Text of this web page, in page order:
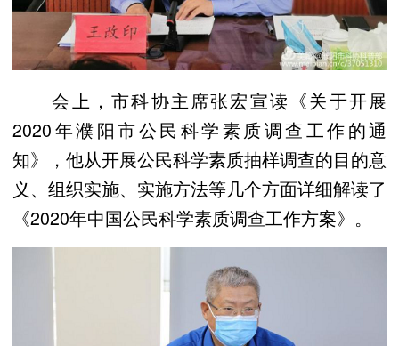
会上，市科协主席张宏宣读《关于开展
2020年濮阳市公民科学素质调查工作的通
知》，他从开展公民科学素质抽样调查的目的意
义、组织实施、实施方法等几个方面详细解读了
《2020年中国公民科学素质调查工作方案》。